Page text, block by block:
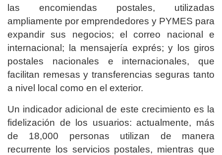
las encomiendas postales, utilizadas
ampliamente por emprendedores y PYMES para
expandir sus negocios; el correo nacional e
internacional; la mensajería exprés; y los giros
postales nacionales e internacionales, que
facilitan remesas y transferencias seguras tanto
a nivel local como en el exterior.
Un indicador adicional de este crecimiento es la
fidelización de los usuarios: actualmente, más
de 18,000 personas utilizan de manera
recurrente los servicios postales, mientras que